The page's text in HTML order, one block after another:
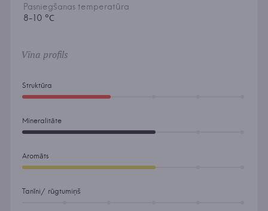
Pasniegšanas temperatūra
8-10 °С
Vīna profils
Struktūra
Mineralitāte
Aromāts
Tanīni/ rūgtumiņš